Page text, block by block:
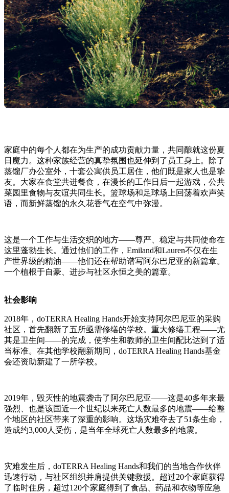
家庭中的每个人都在为生产的成功贡献力量，共同酿就这份夏
日魔力。这种家族经营的真挚氛围也延伸到了员工身上。除了
蒸馏厂办公室外，十套公寓供员工居住，他们既是家人也是挚
友。大家在食堂共进餐食，在漫长的工作日后一起游戏，公共
菜园里食物与友谊共同生长。篮球场和足球场上回荡着欢声笑
语，而新鲜蒸馏的永久花香气在空气中弥漫。
这是一个工作与生活交织的地方——尊严、稳定与共同使命在
这里蓬勃生长。通过他们的工作，Emiland和Lauren不仅在生
产世界级的精油——他们还在帮助谱写阿尔巴尼亚的新篇章。
一个植根于自豪、进步与社区永恒之美的篇章。
社会影响
2018年，doTERRA Healing Hands开始支持阿尔巴尼亚的采购
社区，首先翻新了五所亟需修缮的学校。重大修缮工程——尤
其是卫生间——的完成，使学生和教师的卫生间配比达到了适
当标准。在其他学校翻新期间，doTERRA Healing Hands基金
会还资助新建了一所学校。
2019年，毁灭性的地震袭击了阿尔巴尼亚——这是40多年来最
强烈、也是该国近一个世纪以来死亡人数最多的地震——给整
个地区的社区带来了深重的影响。这场灾难夺去了51条生命，
造成约3,000人受伤，是当年全球死亡人数最多的地震。
灾难发生后，doTERRA Healing Hands和我们的当地合作伙伴
迅速行动，与社区组织并肩提供关键救援。超过20个家庭获得
了临时住房，超过120个家庭得到了食品、药品和衣物等应急